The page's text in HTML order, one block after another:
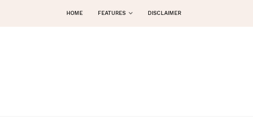
HOME FEATURES DISCLAIMER